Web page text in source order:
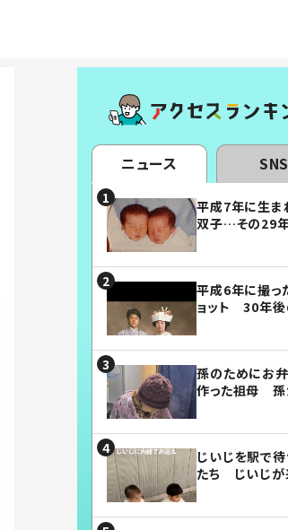
ニュース SNS
平成7年に生ま
双子…その29
平成6年に撮っ
ョット 30年後
孫のためにお
作った祖母 孫
じいじを駅で
たち じいじが